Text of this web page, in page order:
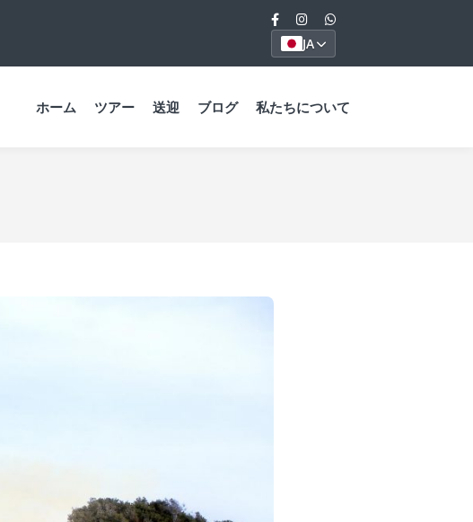
JA
ホーム ツアー 送迎 ブログ 私たちについて